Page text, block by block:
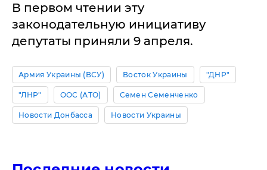
В первом чтении эту
законодательную инициативу
депутаты приняли 9 апреля.
Армия Украины (ВСУ) Восток Украины "ДНР"
"ЛНР" ООС (АТО) Семен Семенченко
Новости Донбасса Новости Украины